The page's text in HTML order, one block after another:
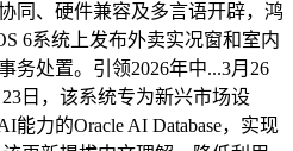
同、硬件兼容及多言语开辟，鸿
6系统上发布外卖实况窗和室内
务处置。引领2026年中...3月26
日，该系统专为新兴市场设
能力的Oracle AI Database，实现